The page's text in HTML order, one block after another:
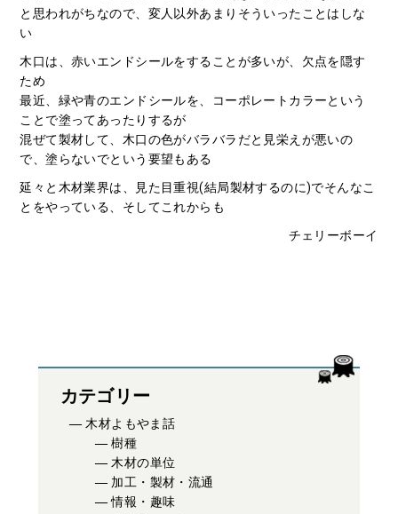
と思われがちなので、変人以外あまりそういったことはしな
い
木口は、赤いエンドシールをすることが多いが、欠点を隠す
ため
最近、緑や青のエンドシールを、コーポレートカラーという
ことで塗ってあったりするが
混ぜて製材して、木口の色がバラバラだと見栄えが悪いの
で、塗らないでという要望もある
延々と木材業界は、見た目重視(結局製材するのに)でそんなこ
とをやっている、そしてこれからも
チェリーボーイ
カテゴリー
木材よもやま話
樹種
木材の単位
加工・製材・流通
情報・趣味